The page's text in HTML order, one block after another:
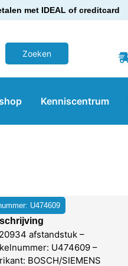
met IDEAL of creditcard
Kenniscentrum
U474609
afstandstuk –
U474609 –
BOSCH/SIEMENS